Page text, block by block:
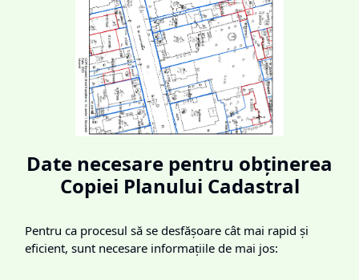
Date necesare pentru obținerea
Copiei Planului Cadastral
Pentru ca procesul să se desfășoare cât mai rapid și
eficient, sunt necesare informațiile de mai jos: